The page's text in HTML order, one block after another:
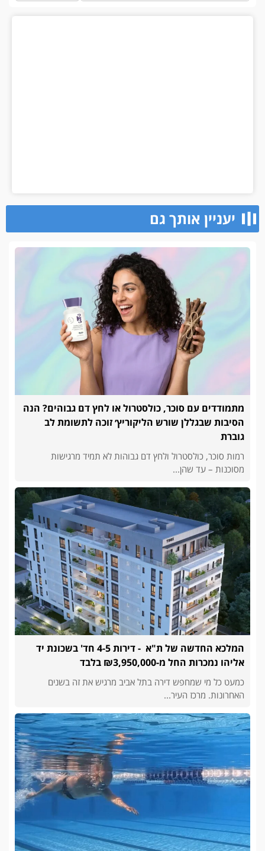
יעניין אותך גם
מתמודדים עם סוכר, כולסטרול או לחץ דם גבוהים? הנה
הסיבות שבגללן שורש הליקוריץ׳ זוכה לתשומת לב
גוברת
רמות סוכר, כולסטרול ולחץ דם גבוהות לא תמיד מרגישות
מסוכנות – עד שהן...
המלכא החדשה של ת"א - דירות 4-5 חד' בשכונת יד
אליהו נמכרות החל מ-₪3,950,000 בלבד
כמעט כל מי שמחפש דירה בתל אביב מרגיש את זה בשנים
האחרונות. מרכז העיר...